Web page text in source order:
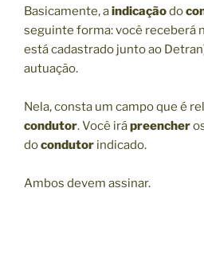
Basicamente, aindicaçãodo
seguinte forma: você receberá
está cadastrado junto ao
autuação.
Nela, consta um campo que é
condutor. Você irápreencher
docondutor indicado.
Ambos devem assinar.